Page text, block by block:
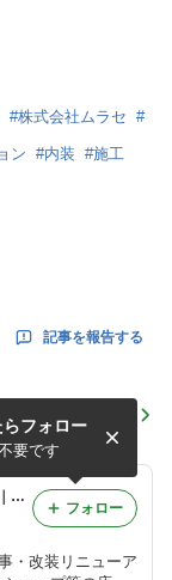
#株式会社ムラセ #
ン #内装 #施工
記事を報告する
と気になるとこ
いませんか？
店舗の新築工事・改装リニューアル工事｜株式会社ムラセ
・改装リニューア
フォロー
要です
フォロー